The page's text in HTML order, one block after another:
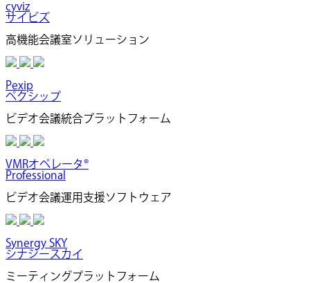
cyviz
サイビズ
高機能会議室ソリューション
Pexip
ペクシップ
ビデオ会議統合プラットフォーム
VMRオペレータ®
Professional
ビデオ会議運用支援ソフトウェア
Synergy SKY
シナジースカイ
ミーティングプラットフォーム